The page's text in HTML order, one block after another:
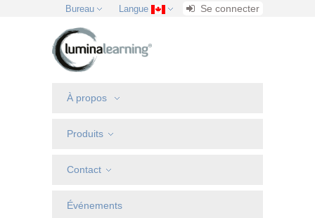
Bureau Langue Se connecter
À propos
Produits
Contact
Événements